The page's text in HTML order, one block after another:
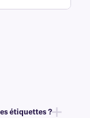
étiquettes ?